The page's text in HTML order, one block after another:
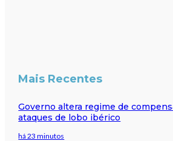
Mais Recentes
Governo altera regime de
ataques de lobo ibérico
há 23 minutos